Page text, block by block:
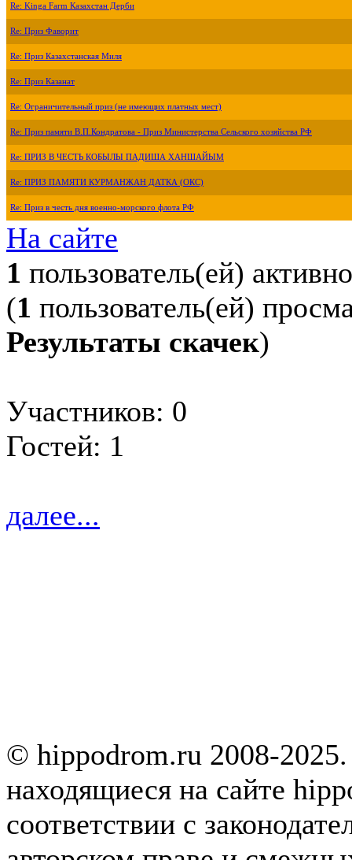
Re: Kinga Farm Казахстан Дерби
Re: Приз Фаворит
Re: Приз Казахстанская Миля
Re: Приз Казанат
Re: Ограничительный приз (не имеющих платных мест)
Re: Приз памяти В.П.Кондратова - Приз Министерства Сельского хозяйства РФ
Re: ПРИЗ В ЧЕСТЬ КОБЫЛЫ ПАДИША ХАНШАЙЫМ
Re: ПРИЗ ПАМЯТИ КУРМАНЖАН ДАТКА (ОКС)
Re: Приз в честь дня военно-морского флота РФ
На сайте
1 пользователь(ей) активно
(1 пользователь(ей)
Результаты скачек)
Участников: 0
Гостей: 1
далее...
© hippodrom.ru 2008-
находящиеся на сайте
соответствии с